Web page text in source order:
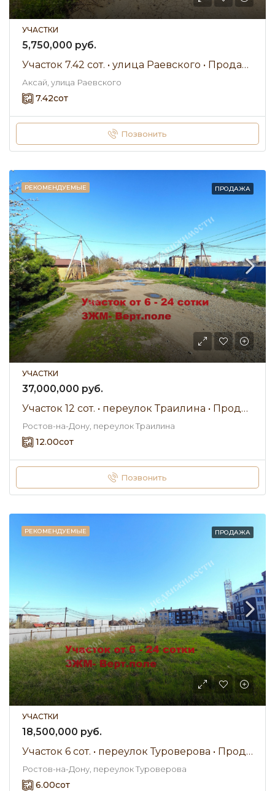
УЧАСТКИ
5,750,000 руб.
Участок 7.42 сот. • улица Раевского • Продажа
Аксай, улица Раевского
7.42сот
Позвонить
РЕКОМЕНДУЕМЫЕ ПРОДАЖА
УЧАСТКИ
37,000,000 руб.
Участок 12 сот. • переулок Траилина • Продажа
Ростов-на-Дону, переулок Траилина
12.00сот
Позвонить
РЕКОМЕНДУЕМЫЕ ПРОДАЖА
УЧАСТКИ
18,500,000 руб.
Участок 6 сот. • переулок Туроверова • Продажа
Ростов-на-Дону, переулок Туроверова
6.00сот